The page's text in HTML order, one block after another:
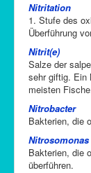
Nitritation
1. Stufe des
Überführung
Nitrit(e)
Salze der
sehr giftig. Ein
meisten
Nitrobacter
Bakterien, die
Nitrosomonas
Bakterien, die
überführen.